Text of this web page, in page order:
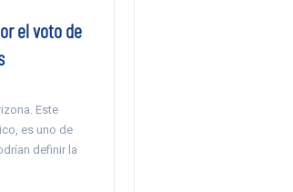
el voto de
Este
es uno de
definir la